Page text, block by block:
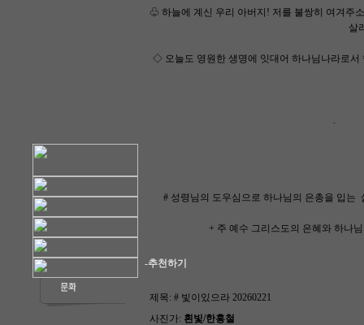
♧ 하늘에 계신 우리 아버지! 저를 불쌍히 여겨주
살
◇ 오늘도 영원한 생명에 잇대어
# 성령님의 도우심으로 하나님의 은총을 입
+ 주 예수 그리스도의 은혜와 하나
-추천하기
제목: # 빛이있으라 20260221
사진가: 흰빛/한홍철